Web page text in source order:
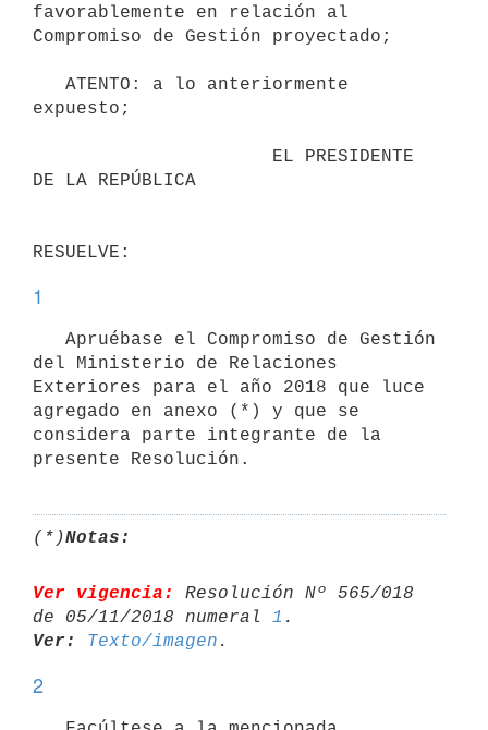
favorablemente en relación al
Compromiso de Gestión proyectado;
expuesto;
DE LA REPÚBLICA
1
del Ministerio de Relaciones
Exteriores para el año 2018 que luce
agregado en anexo (*) y que se
considera parte integrante de la
presente Resolución.
(*)Notas:
Ver vigencia:
Resolución Nº 565/018
de 05/11/2018 numeral 1
Ver:
Texto/imagen
2